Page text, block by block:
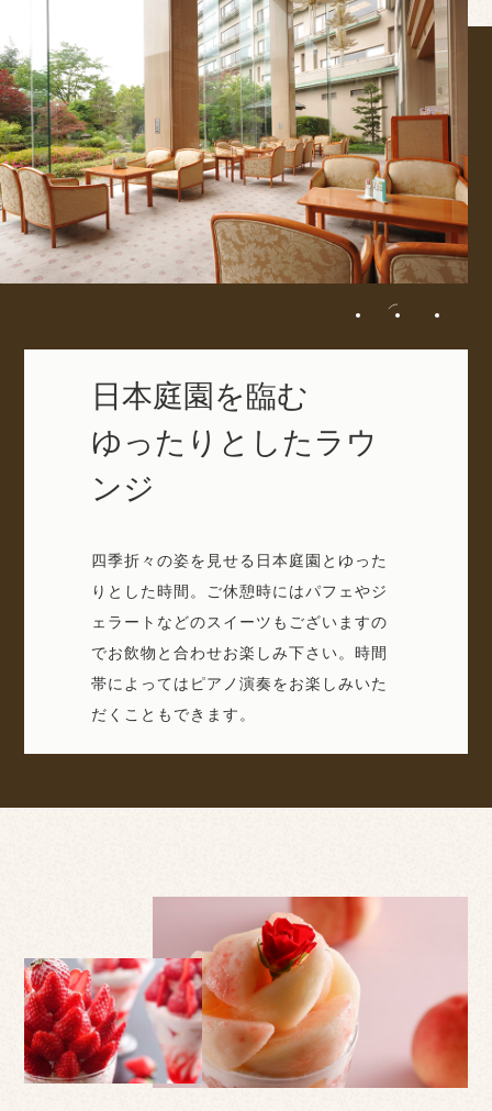
日本庭園を臨む
ゆったりとしたラウ
ンジ
四季折々の姿を見せる日本庭園とゆった
りとした時間。ご休憩時にはパフェやジ
ェラートなどのスイーツもございますの
でお飲物と合わせお楽しみ下さい。時間
帯によってはピアノ演奏をお楽しみいた
だくこともできます。